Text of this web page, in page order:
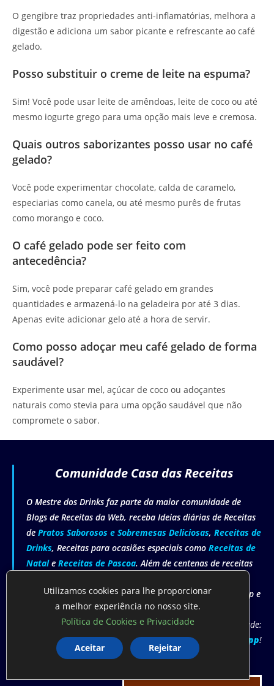
O gengibre traz propriedades anti-inflamatórias, melhora a
digestão e adiciona um sabor picante e refrescante ao café
gelado.
Posso substituir o creme de leite na espuma?
Sim! Você pode usar leite de amêndoas, leite de coco ou até
mesmo iogurte grego para uma opção mais leve e cremosa.
Quais outros saborizantes posso usar no café
gelado?
Você pode experimentar chocolate, calda de caramelo,
especiarias como canela, ou até mesmo purês de frutas
como morango e coco.
O café gelado pode ser feito com
antecedência?
Sim, você pode preparar café gelado em grandes
quantidades e armazená-lo na geladeira por até 3 dias.
Apenas evite adicionar gelo até a hora de servir.
Como posso adoçar meu café gelado de forma
saudável?
Experimente usar mel, açúcar de coco ou adoçantes
naturais como stevia para uma opção saudável que não
compromete o sabor.
Comunidade Casa das Receitas
O Mestre dos Drinks faz parte da maior comunidade de
Blogs de Receitas da Web, receba Ideias diárias de Receitas
de Pratos Saborosos e Sobremesas Deliciosas, Receitas de
Drinks, Receitas para ocasiões especiais como Receitas de
Natale Receitas de Pascoa. Além de centenas de receitas
públicos. Tudo isso, gratuitamente direto do seu Whatsapp e
nunca mais fique sem ideias do que preparar!
Entre agora em Nossa Comunidade:
Comunidade Casa das Receitas Whatsapp!
Utilizamos cookies para lhe proporcionar
a melhor experiência no nosso site.
Política de Cookies e Privacidade
Aceitar Rejeitar